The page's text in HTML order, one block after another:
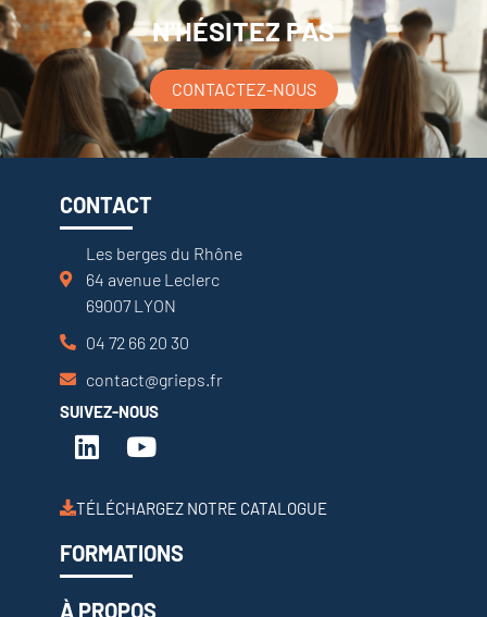
N'HÉSITEZ PAS
CONTACTEZ-NOUS
CONTACT
Les berges du Rhône
64 avenue Leclerc
69007 LYON
04 72 66 20 30
contact@grieps.fr
SUIVEZ-NOUS
TÉLÉCHARGEZ NOTRE CATALOGUE
FORMATIONS
À PROPOS